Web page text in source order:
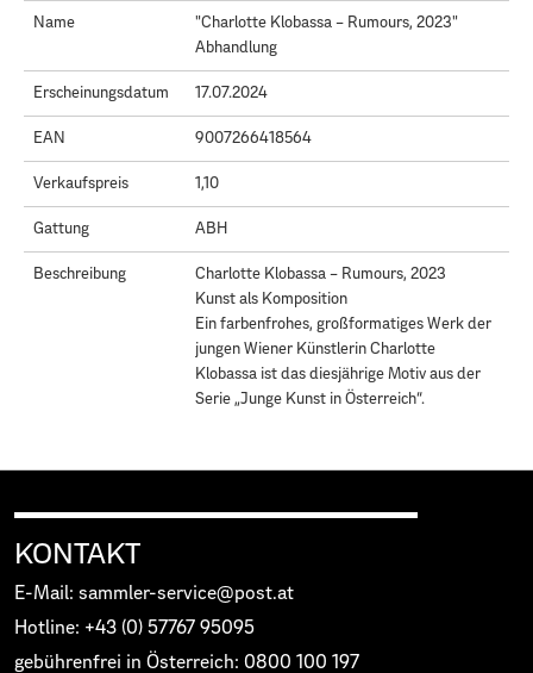
Name
"Charlotte Klobassa – Rumours, 2023"
Abhandlung
Erscheinungsdatum 17.07.2024
EAN 9007266418564
Verkaufspreis 1,10
Gattung ABH
Beschreibung
Charlotte Klobassa – Rumours, 2023
Kunst als Komposition
Ein farbenfrohes, großformatiges Werk der
jungen Wiener Künstlerin Charlotte
Klobassa ist das diesjährige Motiv aus der
Serie „Junge Kunst in Österreich“.
KONTAKT
E-Mail: sammler-service@post.at
Hotline: +43 (0) 57767 95095
gebührenfrei in Österreich: 0800 100 197